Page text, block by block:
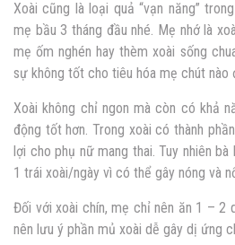
Xoài cũng là loại quả “vạn năng”
mẹ bầu 3 tháng đầu nhé. Mẹ nhớ là
mẹ ốm nghén hay thèm xoài sống
sự không tốt cho tiêu hóa mẹ chút nào
Xoài không chỉ ngon mà còn có khả
động tốt hơn. Trong xoài có thành
lợi cho phụ nữ mang thai. Tuy nhiên bà
1 trái xoài/ngày vì có thể gây nóng và
Đối với xoài chín, mẹ chỉ nên ăn 1 – 2
nên lưu ý phần mủ xoài dễ gây dị ứng